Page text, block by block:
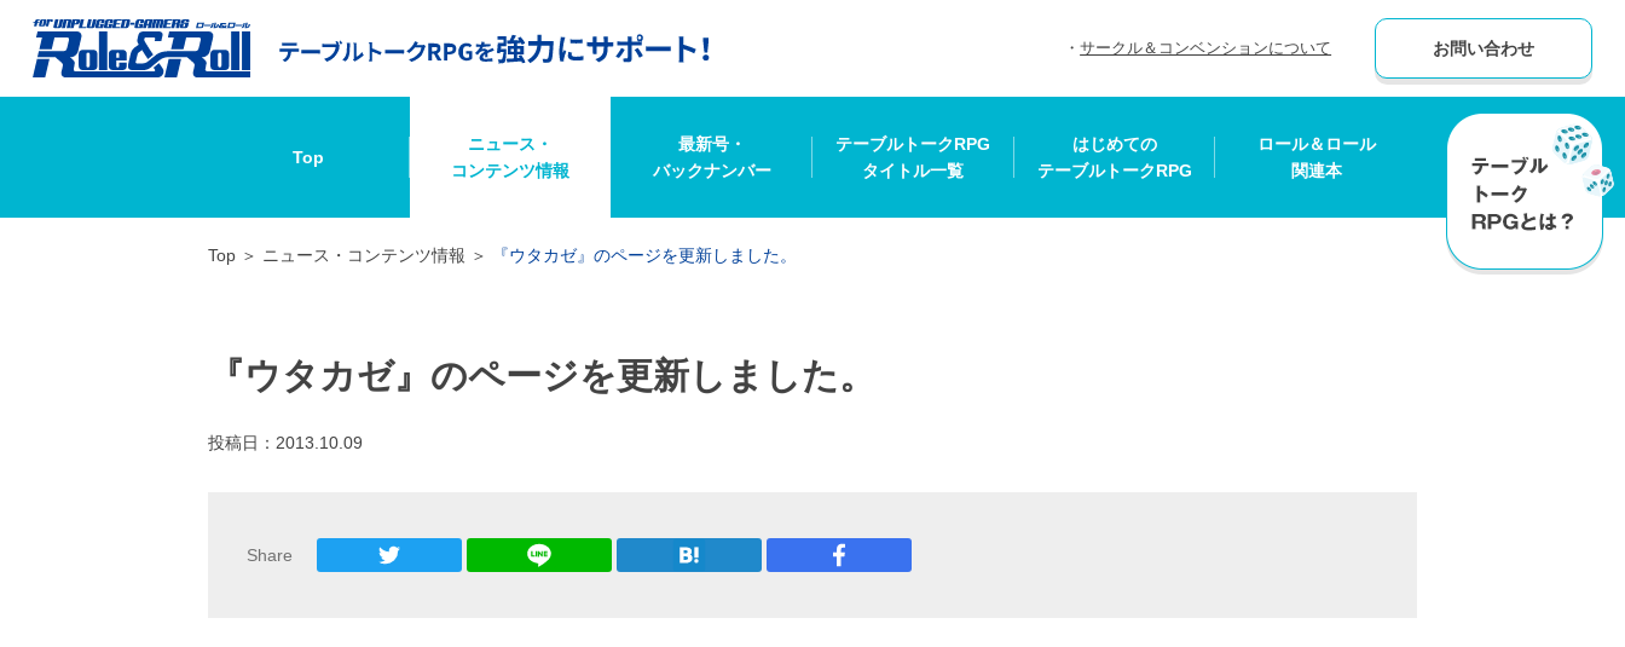
サークル＆コンベンションについて お問い合わせ
Top
ニュース・
コンテンツ情報
最新号・
バックナンバー
テーブルトークRPG
タイトル一覧
はじめての
テーブルトークRPG
ロール＆ロール
関連本
Top ニュース・コンテンツ情報 『ウタカゼ』のページを更新しました。
『ウタカゼ』のページを更新しました。
投稿日： 2013.10.09
Share